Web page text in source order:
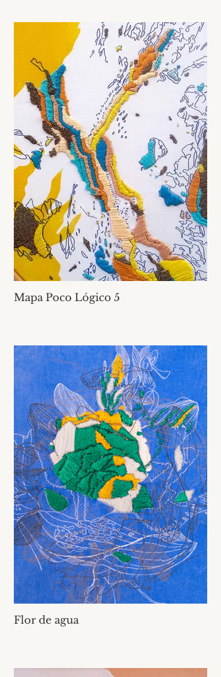
Mapa Poco Lógico 5
Flor de agua